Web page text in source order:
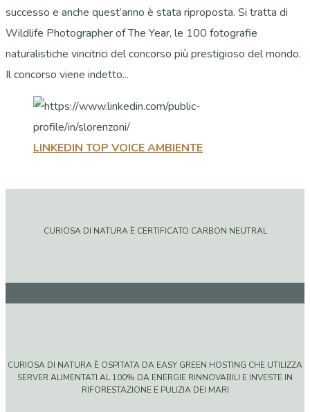
successo e anche quest’anno è stata riproposta. Si tratta di
Wildlife Photographer of The Year, le 100 fotografie
naturalistiche vincitrici del concorso più prestigioso del mondo.
Il concorso viene indetto...
LINKEDIN TOP VOICE AMBIENTE
CURIOSA DI NATURA È CERTIFICATO CARBON NEUTRAL
CURIOSA DI NATURA È OSPITATA DA EASY GREEN HOSTING CHE UTILIZZA
SERVER ALIMENTATI AL 100% DA ENERGIE RINNOVABILI E INVESTE IN
RIFORESTAZIONE E PULIZIA DEI MARI